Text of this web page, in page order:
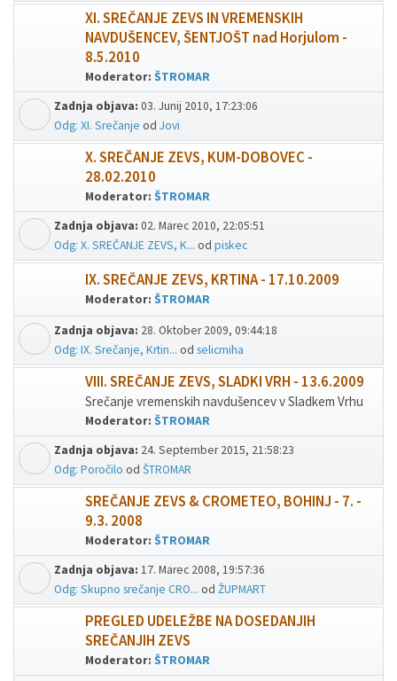
XI. SREČANJE ZEVS IN VREMENSKIH
NAVDUŠENCEV, ŠENTJOŠT nad Horjulom -
8.5.2010
Moderator: ŠTROMAR
Zadnja objava: 03. Junij 2010, 17:23:06
Odg: XI. Srečanje od Jovi
X. SREČANJE ZEVS, KUM-DOBOVEC -
28.02.2010
Moderator: ŠTROMAR
Zadnja objava: 02. Marec 2010, 22:05:51
Odg: X. SREČANJE ZEVS, K... od piskec
IX. SREČANJE ZEVS, KRTINA - 17.10.2009
Moderator: ŠTROMAR
Zadnja objava: 28. Oktober 2009, 09:44:18
Odg: IX. Srečanje, Krtin... od selicmiha
VIII. SREČANJE ZEVS, SLADKI VRH - 13.6.2009
Srečanje vremenskih navdušencev v Sladkem Vrhu
Moderator: ŠTROMAR
Zadnja objava: 24. September 2015, 21:58:23
Odg: Poročilo od ŠTROMAR
SREČANJE ZEVS & CROMETEO, BOHINJ - 7. -
9.3. 2008
Moderator: ŠTROMAR
Zadnja objava: 17. Marec 2008, 19:57:36
Odg: Skupno srečanje CRO... od ŽUPMART
PREGLED UDELEŽBE NA DOSEDANJIH
SREČANJIH ZEVS
Moderator: ŠTROMAR